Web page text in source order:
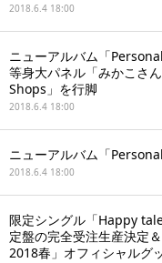
2018.6.4 18:00
ニューアルバム「
等身大パネル「みかこさ
Shops」を行脚
2018.6.4 18:00
ニューアルバム「
2018.6.4 18:00
限定シングル「Happy
定盤の完全受注生産決定
2018春」オフィシャルグ